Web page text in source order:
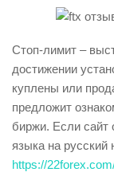
Стоп-лимит –
достижении
куплены или
предложит
биржи. Если сайт
языка на русский
https://